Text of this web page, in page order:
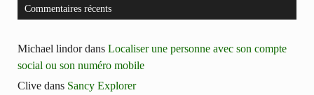
Commentaires récents
Michael lindordans Localiser une personne avec son compte
social ou son numéro mobile
Clive dans Sancy Explorer